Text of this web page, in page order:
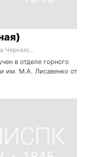
Черная)...
в отделе горного
им. М.А. Лисавенко от